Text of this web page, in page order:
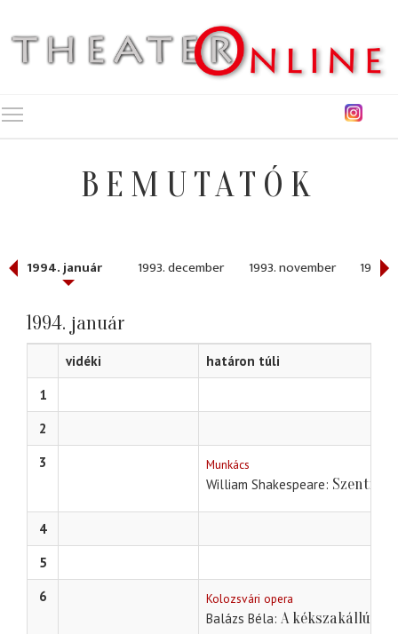
BEMUTATÓK
1994. január 1993. december 1993. november 1993.
1994. január
vidéki
határon túli
1
2
3
Munkács
William Shakespeare
4
5
6
Kolozsvári opera
Balázs Béla A kékszakállú